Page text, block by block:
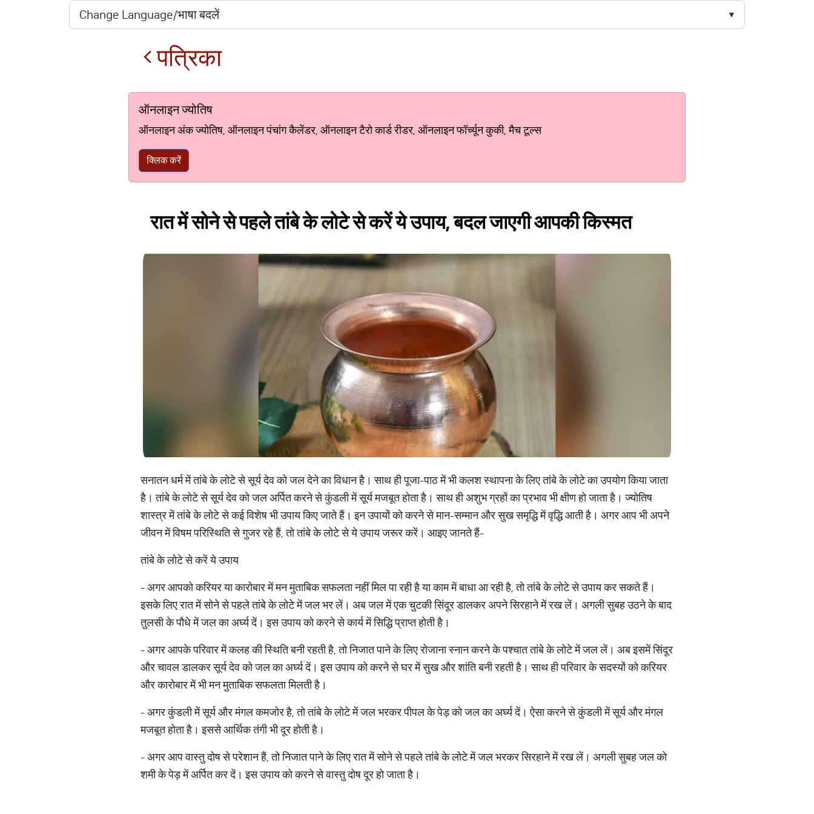
पत्रिका
ऑनलाइन ज्योतिष
ऑनलाइन अंक ज्योतिष, ऑनलाइन पंचांग कैलेंडर, ऑनलाइन टैरो कार्ड रीडर, ऑनलाइन फॉर्च्यून कुकी, मैच टूल्स
क्लिक करें
रात में सोने से पहले तांबे के लोटे से करें ये उपाय, बदल जाएगी आपकी किस्मत
सनातन धर्म में तांबे के लोटे से सूर्य देव को जल देने का विधान है। साथ ही पूजा-पाठ में भी कलश स्थापना के लिए तांबे के लोटे का उपयोग किया जाता
है। तांबे के लोटे से सूर्य देव को जल अर्पित करने से कुंडली में सूर्य मजबूत होता है। साथ ही अशुभ ग्रहों का प्रभाव भी क्षीण हो जाता है। ज्योतिष
शास्त्र में तांबे के लोटे से कई विशेष भी उपाय किए जाते हैं। इन उपायों को करने से मान-सम्मान और सुख समृद्धि में वृद्धि आती है। अगर आप भी अपने
जीवन में विषम परिस्थिति से गुजर रहे हैं, तो तांबे के लोटे से ये उपाय जरूर करें। आइए जानते हैं-
तांबे के लोटे से करें ये उपाय
- अगर आपको करियर या कारोबार में मन मुताबिक सफलता नहीं मिल पा रही है या काम में बाधा आ रही है, तो तांबे के लोटे से उपाय कर सकते हैं।
इसके लिए रात में सोने से पहले तांबे के लोटे में जल भर लें। अब जल में एक चुटकी सिंदूर डालकर अपने सिरहाने में रख लें। अगली सुबह उठने के बाद
तुलसी के पौधे में जल का अर्घ्य दें। इस उपाय को करने से कार्य में सिद्धि प्राप्त होती है।
- अगर आपके परिवार में कलह की स्थिति बनी रहती है, तो निजात पाने के लिए रोजाना स्नान करने के पश्चात तांबे के लोटे में जल लें। अब इसमें सिंदूर
और चावल डालकर सूर्य देव को जल का अर्घ्य दें। इस उपाय को करने से घर में सुख और शांति बनी रहती है। साथ ही परिवार के सदस्यों को करियर
और कारोबार में भी मन मुताबिक सफलता मिलती है।
- अगर कुंडली में सूर्य और मंगल कमजोर है, तो तांबे के लोटे में जल भरकर पीपल के पेड़ को जल का अर्घ्य दें। ऐसा करने से कुंडली में सूर्य और मंगल
मजबूत होता है। इससे आर्थिक तंगी भी दूर होती है।
- अगर आप वास्तु दोष से परेशान हैं, तो निजात पाने के लिए रात में सोने से पहले तांबे के लोटे में जल भरकर सिरहाने में रख लें। अगली सुबह जल को
शमी के पेड़ में अर्पित कर दें। इस उपाय को करने से वास्तु दोष दूर हो जाता है।